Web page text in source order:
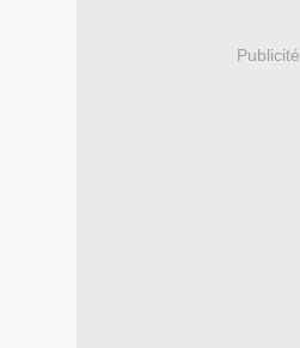
Publicité